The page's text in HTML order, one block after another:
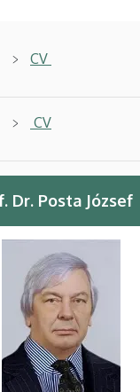
CV
CV
Dr. Posta József